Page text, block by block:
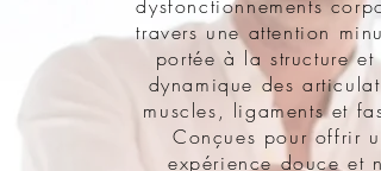
dysfonctionnements
travers une attention
portée à la structure et
dynamique des
muscles, ligaments et
Conçues pour offrir
expérience douce et